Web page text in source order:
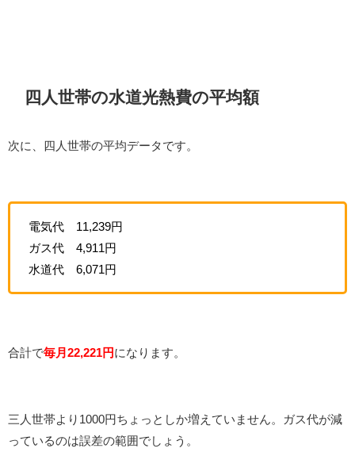
四人世帯の水道光熱費の平均額
次に、四人世帯の平均データです。
電気代 11,239円
ガス代 4,911円
水道代 6,071円
合計で毎月22,221円 になります。
三人世帯より1000円ちょっとしか増えていません。ガス代が減
っているのは誤差の範囲でしょう。